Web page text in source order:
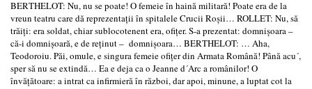
BERTHELOT: Nu, nu se poate! O femeie în haină militară! Poate era de la
vreun teatru care dă reprezentaţii în spitalele Crucii Roşii… ROLLET: Nu, să
trăiţi: era soldat, chiar sublocotenent era, ofiţer. S-a prezentat: domnişoara –
că-i domnişoară, e de reţinut – domnişoara… BERTHELOT: … Aha,
Teodoroiu. Păi, omule, e singura femeie ofiţer din Armata Română! Până acu´,
sper să nu se extindă… Ea e deja ca o Jeanne d´Arc a românilor! O
învăţătoare: a intrat ca infirmieră în război, dar apoi, minune, a luptat cot la